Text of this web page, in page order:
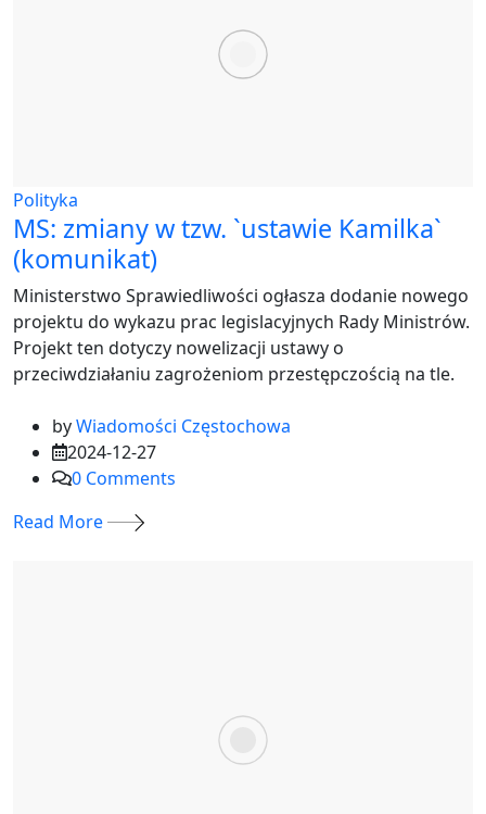
Polityka
MS: zmiany w tzw. `ustawie Kamilka`
(komunikat)
Ministerstwo Sprawiedliwości ogłasza dodanie nowego
projektu do wykazu prac legislacyjnych Rady Ministrów.
Projekt ten dotyczy nowelizacji ustawy o
przeciwdziałaniu zagrożeniom przestępczością na tle.
byWiadomości Częstochowa
2024-12-27
0 Comments
Read More